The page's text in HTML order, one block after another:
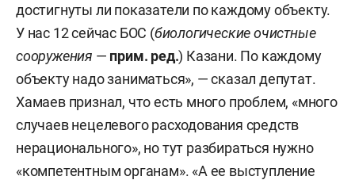
достигнуты ли показатели по каждому объекту.
У нас 12 сейчас БОС (биологические очистные
сооружения — прим. ред.) Казани. По каждому
объекту надо заниматься», — сказал депутат.
Хамаев признал, что есть много проблем, «много
случаев нецелевого расходования средств
нерационального», но тут разбираться нужно
«компетентным органам». «А ее выступление